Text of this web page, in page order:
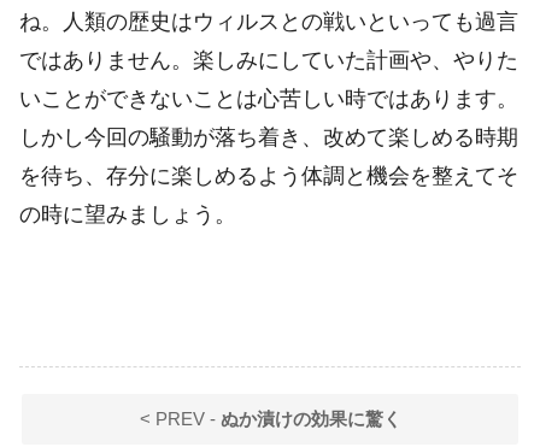
ね。人類の歴史はウィルスとの戦いといっても過言
ではありません。楽しみにしていた計画や、やりた
いことができないことは心苦しい時ではあります。
しかし今回の騒動が落ち着き、改めて楽しめる時期
を待ち、存分に楽しめるよう体調と機会を整えてそ
の時に望みましょう。
< PREV - ぬか漬けの効果に驚く